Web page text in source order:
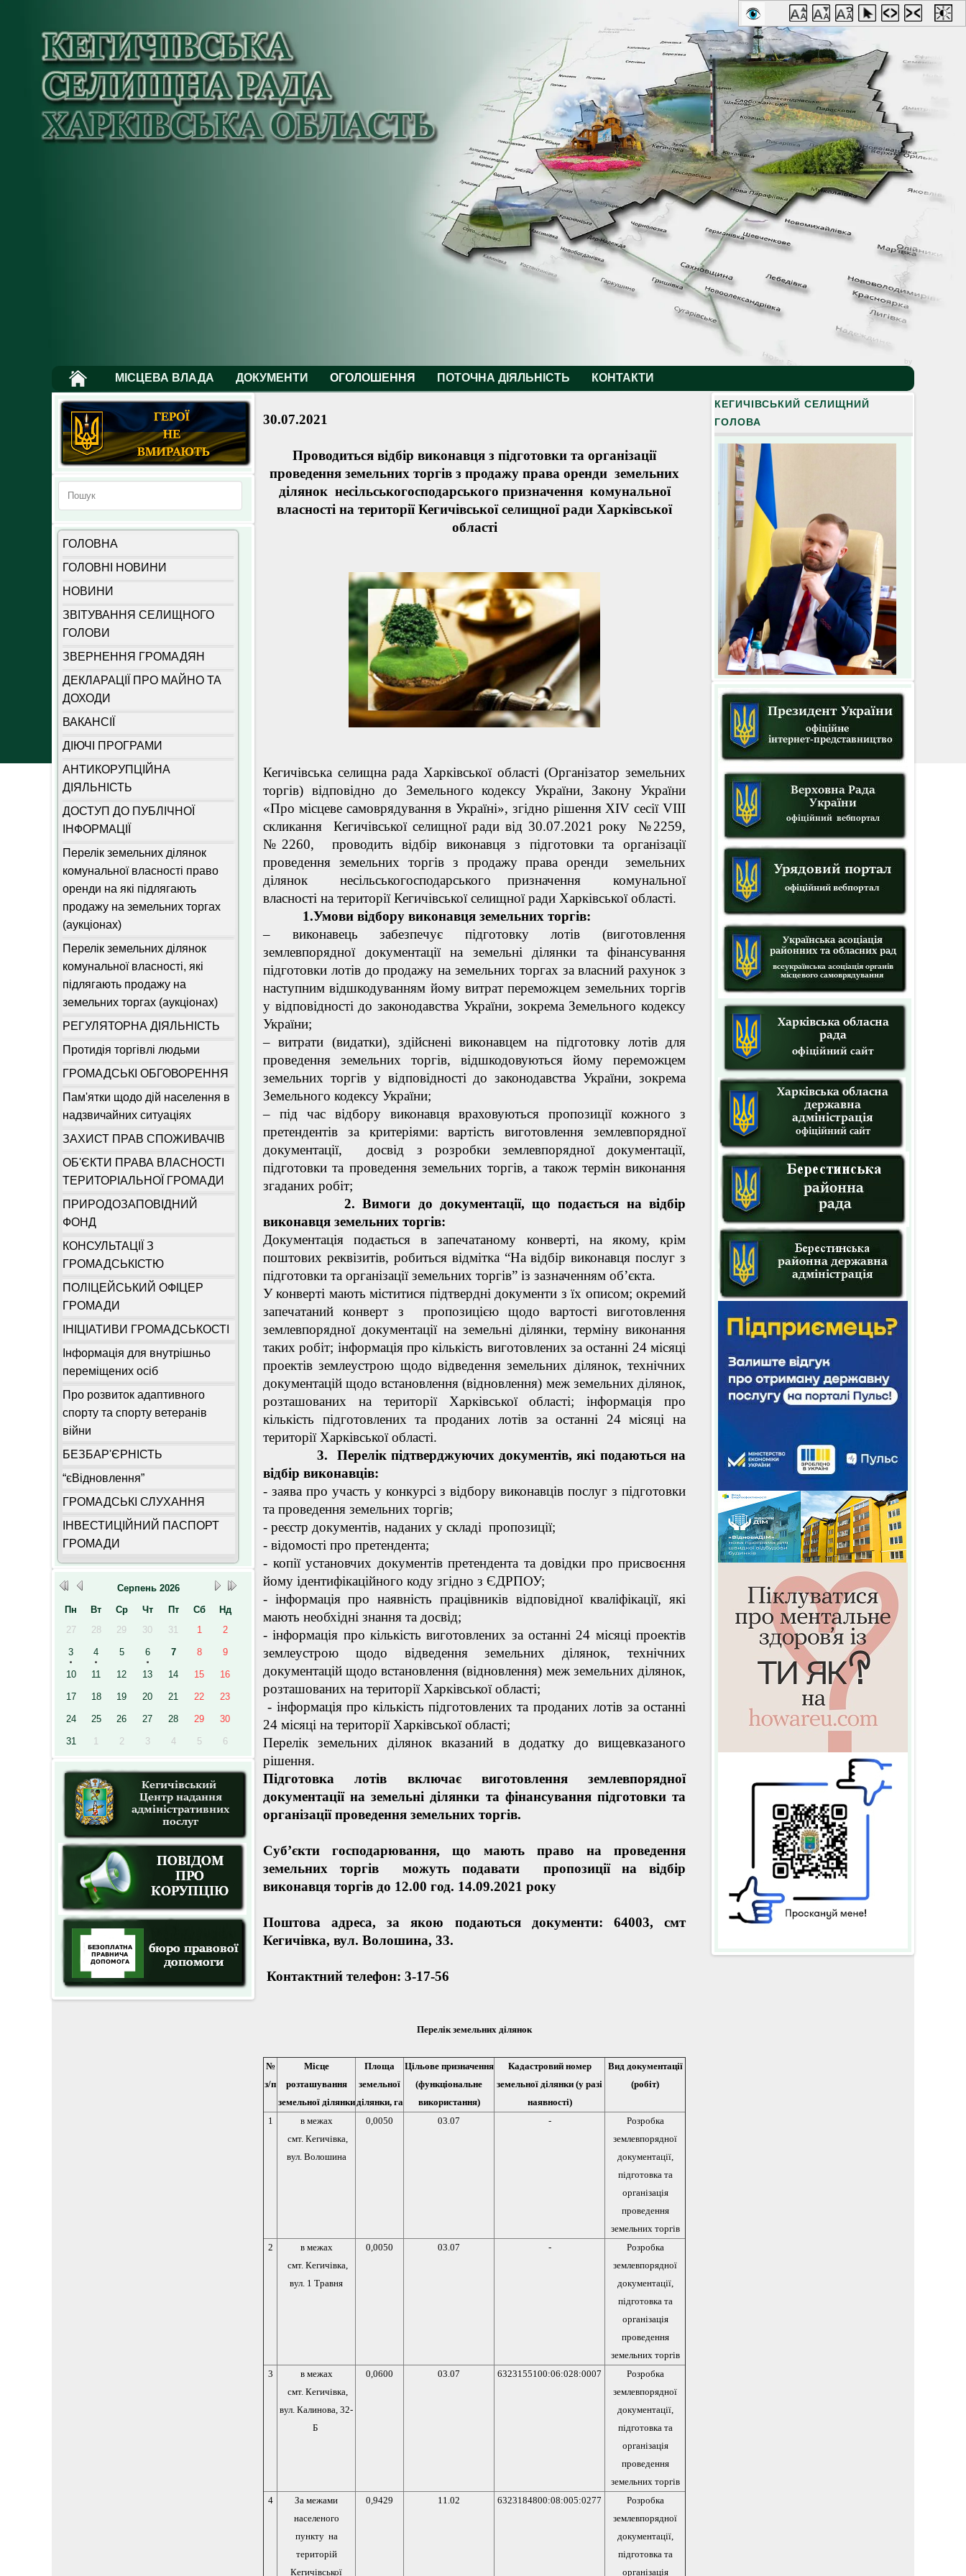
by
МІСЦЕВА ВЛАДА ДОКУМЕНТИ ОГОЛОШЕННЯ ПОТОЧНА ДІЯЛЬНІСТЬ КОНТАКТИ
ГОЛОВНА
ГОЛОВНІ НОВИНИ
НОВИНИ
ЗВІТУВАННЯ СЕЛИЩНОГО
ГОЛОВИ
ЗВЕРНЕННЯ ГРОМАДЯН
ДЕКЛАРАЦІЇ ПРО МАЙНО ТА
ДОХОДИ
ВАКАНСІЇ
ДІЮЧІ ПРОГРАМИ
АНТИКОРУПЦІЙНА
ДІЯЛЬНІСТЬ
ДОСТУП ДО ПУБЛІЧНОЇ
ІНФОРМАЦІЇ
Перелік земельних ділянок
комунальної власності право
оренди на які підлягають
продажу на земельних торгах
(аукціонах)
Перелік земельних ділянок
комунальної власності, які
підлягають продажу на
земельних торгах (аукціонах)
РЕГУЛЯТОРНА ДІЯЛЬНІСТЬ
Протидія торгівлі людьми
ГРОМАДСЬКІ ОБГОВОРЕННЯ
Пам'ятки щодо дій населення в
надзвичайних ситуаціях
ЗАХИСТ ПРАВ СПОЖИВАЧІВ
ОБ'ЄКТИ ПРАВА ВЛАСНОСТІ
ТЕРИТОРІАЛЬНОЇ ГРОМАДИ
ПРИРОДОЗАПОВІДНИЙ
ФОНД
КОНСУЛЬТАЦІЇ З
ГРОМАДСЬКІСТЮ
ПОЛІЦЕЙСЬКИЙ ОФІЦЕР
ГРОМАДИ
ІНІЦІАТИВИ ГРОМАДСЬКОСТІ
Інформація для внутрішньо
переміщених осіб
Про розвиток адаптивного
спорту та спорту ветеранів
війни
БЕЗБАР'ЄРНІСТЬ
“єВідновлення”
ГРОМАДСЬКІ СЛУХАННЯ
ІНВЕСТИЦІЙНИЙ ПАСПОРТ
ГРОМАДИ
Серпень 2026
Пн
Вт Ср Чт Пт Сб
Нд
27
28 29 30 31 1 2
3 4 5 6 7 8 9
10 11 12 13 14 15 16
17 18 19 20 21 22 23
24 25 26 27 28 29 30
31 1 2 3 4 5 6
КЕГИЧІВСЬКИЙ СЕЛИЩНИЙ
ГОЛОВА
30.07.2021
Проводиться відбір виконавця з підготовки та організації
проведення земельних торгів з продажу права оренди земельних
ділянок несільськогосподарського призначення комунальної
власності на території Кегичівської селищної ради Харківської
області
Кегичівська селищна рада Харківської області (Організатор земельних
торгів) відповідно до Земельного кодексу України, Закону України
«Про місцеве самоврядування в Україні», згідно рішення XIV сесії VIІI
скликання Кегичівської селищної ради від 30.07.2021 року №2259,
№2260, проводить відбір виконавця з підготовки та організації
проведення земельних торгів з продажу права оренди земельних
ділянок несільськогосподарського призначення комунальної
власності на території Кегичівської селищної ради Харківської області.
1.Умови відбору виконавця земельних торгів:
– виконавець забезпечує підготовку лотів (виготовлення
землевпорядної документації на земельні ділянки та фінансування
підготовки лотів до продажу на земельних торгах за власний рахунок з
наступним відшкодуванням йому витрат переможцем земельних торгів
у відповідності до законодавства України, зокрема Земельного кодексу
України;
– витрати (видатки), здійснені виконавцем на підготовку лотів для
проведення земельних торгів, відшкодовуються йому переможцем
земельних торгів у відповідності до законодавства України, зокрема
Земельного кодексу України;
– під час відбору виконавця враховуються пропозиції кожного з
претендентів за критеріями: вартість виготовлення землевпорядної
документації, досвід з розробки землевпорядної документації,
підготовки та проведення земельних торгів, а також термін виконання
згаданих робіт;
2. Вимоги до документації, що подається на відбір
виконавця земельних торгів:
Документація подається в запечатаному конверті, на якому, крім
поштових реквізитів, робиться відмітка “На відбір виконавця послуг з
підготовки та організації земельних торгів” із зазначенням об’єкта.
У конверті мають міститися підтвердні документи з їх описом; окремий
запечатаний конверт з пропозицією щодо вартості виготовлення
землевпорядної документації на земельні ділянки, терміну виконання
таких робіт; інформація про кількість виготовлених за останні 24 місяці
проектів землеустрою щодо відведення земельних ділянок, технічних
документацій щодо встановлення (відновлення) меж земельних ділянок,
розташованих на території Харківської області; інформація про
кількість підготовлених та проданих лотів за останні 24 місяці на
території Харківської області.
3. Перелік підтверджуючих документів, які подаються на
відбір виконавців:
- заява про участь у конкурсі з відбору виконавців послуг з підготовки
та проведення земельних торгів;
- реєстр документів, наданих у складі пропозиції;
- відомості про претендента;
- копії установчих документів претендента та довідки про присвоєння
йому ідентифікаційного коду згідно з ЄДРПОУ;
- інформація про наявність працівників відповідної кваліфікації, які
мають необхідні знання та досвід;
- інформація про кількість виготовлених за останні 24 місяці проектів
землеустрою щодо відведення земельних ділянок, технічних
документацій щодо встановлення (відновлення) меж земельних ділянок,
розташованих на території Харківської області;
- інформація про кількість підготовлених та проданих лотів за останні
24 місяці на території Харківської області;
Перелік земельних ділянок вказаний в додатку до вищевказаного
рішення.
Підготовка лотів включає виготовлення землевпорядної
документації на земельні ділянки та фінансування підготовки та
організації проведення земельних торгів.
Суб’єкти господарювання, що мають право на проведення
земельних торгів можуть подавати пропозиції на відбір
виконавця торгів до 12.00 год. 14.09.2021 року
Поштова адреса, за якою подаються документи:
64003, смт
Кегичівка, вул. Волошина, 33.
Контактний телефон: 3-17-56
Перелік земельних ділянок
№
з/п
Місце
розташування
земельної ділянки
Площа
земельної
ділянки, га
Цільове призначення
(функціональне
використання)
Кадастровий номер
земельної ділянки (у разі
наявності)
Вид документації
(робіт)
1
в межах
смт. Кегичівка,
вул. Волошина
0,0050 03.07 -
Розробка
землевпорядної
документації,
підготовка та
організація
проведення
земельних торгів
2
в межах
смт. Кегичівка,
вул. 1 Травня
0,0050 03.07 -
Розробка
землевпорядної
документації,
підготовка та
організація
проведення
земельних торгів
3
в межах
смт. Кегичівка,
вул. Калинова, 32-
Б
0,0600 03.07 6323155100:06:028:0007
Розробка
землевпорядної
документації,
підготовка та
організація
проведення
земельних торгів
4
За межами
населеного
пункту на
територій
Кегичівської
0,9429 11.02 6323184800:08:005:0277
Розробка
землевпорядної
документації,
підготовка та
організація